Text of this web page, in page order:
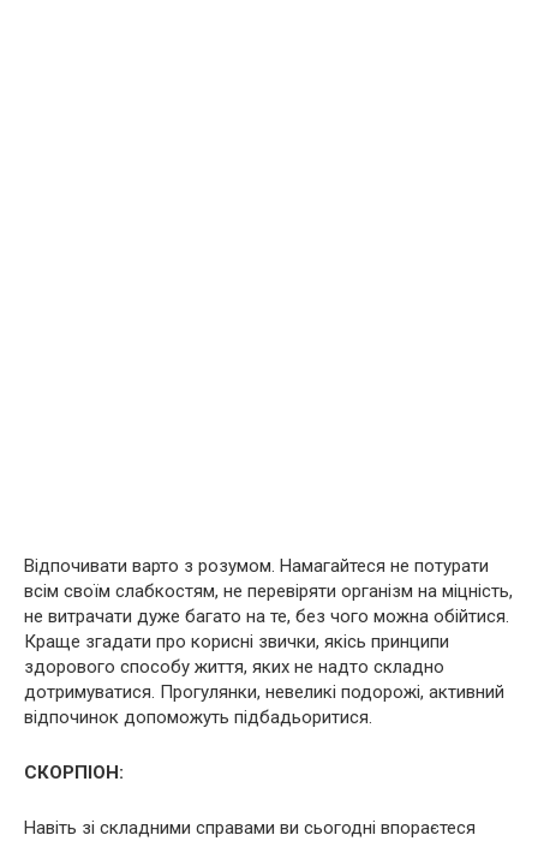
Відпочивати варто з розумом. Намагайтеся не потурати
всім своїм слабкостям, не перевіряти організм на міцність,
не витрачати дуже багато на те, без чого можна обійтися.
Краще згадати про корисні звички, якісь принципи
здорового способу життя, яких не надто складно
дотримуватися. Прогулянки, невеликі подорожі, активний
відпочинок допоможуть підбадьоритися.
СКОРПІОН:
Навіть зі складними справами ви сьогодні впораєтеся